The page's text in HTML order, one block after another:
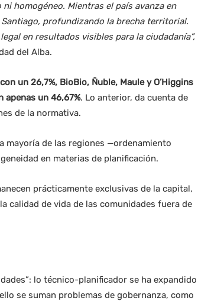
homogéneo. Mientras el país avanza en
profundizando la brecha territorial.
en resultados visibles para la ciudadanía”,
del Alba.
un 26,7%, BioBio, Ñuble, Maule y O’Higgins
apenas un 46,67%. Lo anterior, da cuenta de
de la normativa.
mayoría de las regiones —ordenamiento
en materias de planificación.
prácticamente exclusivas de la capital,
calidad de vida de las comunidades fuera de
lo técnico-planificador se ha expandido
se suman problemas de gobernanza, como